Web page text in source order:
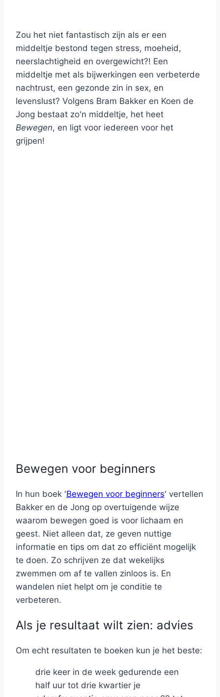
Zou het niet fantastisch zijn als er een
middeltje bestond tegen stress, moeheid,
neerslachtigheid en overgewicht?! Een
middeltje met als bijwerkingen een verbeterde
nachtrust, een gezonde zin in sex, en
levenslust? Volgens Bram Bakker en Koen de
Jong bestaat zo'n middeltje, het heet
Bewegen, en ligt voor iedereen voor het
grijpen!
Bewegen voor beginners
In hun boek 'Bewegen voor beginners' vertellen
Bakker en de Jong op overtuigende wijze
waarom bewegen goed is voor lichaam en
geest. Niet alleen dat, ze geven nuttige
informatie en tips om dat zo efficiënt mogelijk
te doen. Zo schrijven ze dat wekelijks
zwemmen om af te vallen zinloos is. En
wandelen niet helpt om je conditie te
verbeteren.
Als je resultaat wilt zien: advies
Om echt resultaten te boeken kun je het beste:
drie keer in de week gedurende een
half uur tot drie kwartier je